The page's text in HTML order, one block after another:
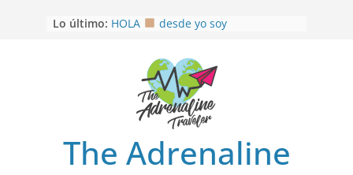
Lo último: MULITO!
Aprovechando que Wen tenía que
EL SENDERO DEL CACAO: Excelente
opción
HOSPEDAJE AL NATURALSHH !!
The Adrenaline